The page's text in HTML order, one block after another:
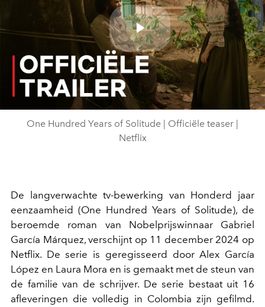
Play
Video
One Hundred Years of Solitude | Officiële teaser |
Netflix
De langverwachte tv-bewerking van Honderd jaar
eenzaamheid (One Hundred Years of Solitude), de
beroemde roman van Nobelprijswinnaar Gabriel
García Márquez, verschijnt op 11 december 2024 op
Netflix. De serie is geregisseerd door Alex García
López en Laura Mora en is gemaakt met de steun van
de familie van de schrijver. De serie bestaat uit 16
afleveringen die volledig in Colombia zijn gefilmd.